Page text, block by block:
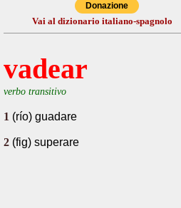
Donazione
Vai al dizionario italiano-spagnolo
vadear
verbo transitivo
1 (río) guadare
2 (fig) superare